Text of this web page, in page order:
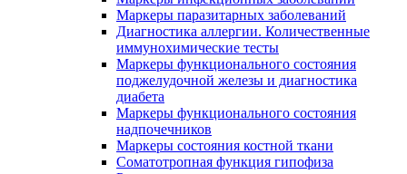
Маркеры паразитарных заболеваний
Диагностика аллергии. Количественные
иммунохимические тесты
Маркеры функционального состояния
поджелудочной железы и диагностика
диабета
Маркеры функционального состояния
надпочечников
Маркеры состояния костной ткани
Соматотропная функция гипофиза